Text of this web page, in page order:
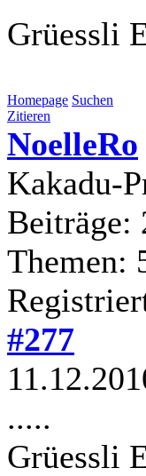
Grüessli
Homepage Suchen
Zitieren
NoelleRo
Kakadu-
Beiträge:
Themen:
#277
.....
Grüessli